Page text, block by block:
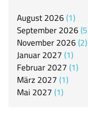
Mensa
Unsere
Kontakt
August2026 1
September2026 5
November2026 2
Januar2027 1
Februar2027 1
März 2027 1
Mai 2027 1